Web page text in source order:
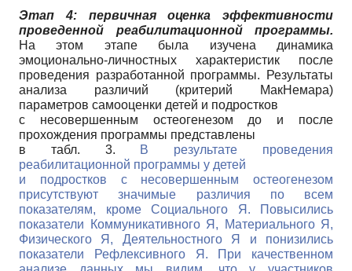
Этап 4: первичная оценка эффективности
проведенной реабилитационной программы.
На этом этапе была изучена динамика
эмоционально-личностных характеристик после
проведения разработанной программы. Результаты
анализа различий (критерий МакНемара)
параметров самооценки детей и подростков
с несовершенным остеогенезом до и после
прохождения программы представлены
в табл. 3. В результате проведения
реабилитационной программы у детей
и подростков с несовершенным остеогенезом
присутствуют значимые различия по всем
показателям, кроме Социального Я. Повысились
показатели Коммуникативного Я, Материального Я,
Физического Я, Деятельностного Я и понизились
показатели Рефлексивного Я. При качественном